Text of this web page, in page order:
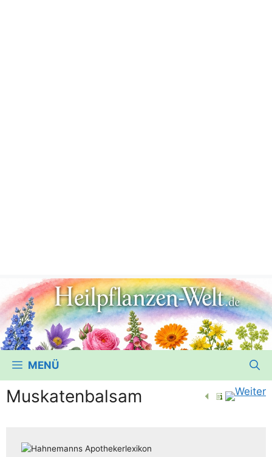
MENÜ
Muskatenbalsam